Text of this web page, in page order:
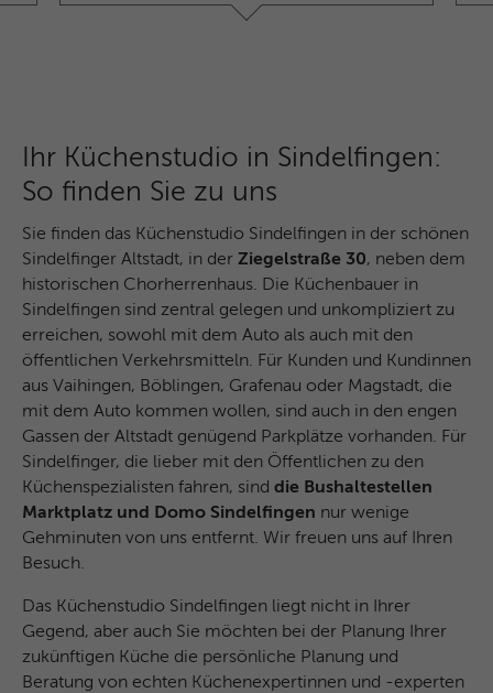
Ihr Küchenstudio in Sindelfingen:
So finden Sie zu uns
Sie finden das Küchenstudio Sindelfingen in der schönen
Sindelfinger Altstadt, in der Ziegelstraße 30, neben dem
historischen Chorherrenhaus. Die Küchenbauer in
Sindelfingen sind zentral gelegen und unkompliziert zu
erreichen, sowohl mit dem Auto als auch mit den
öffentlichen Verkehrsmitteln. Für Kunden und Kundinnen
aus Vaihingen, Böblingen, Grafenau oder Magstadt, die
mit dem Auto kommen wollen, sind auch in den engen
Gassen der Altstadt genügend Parkplätze vorhanden. Für
Sindelfinger, die lieber mit den Öffentlichen zu den
Küchenspezialisten fahren, sind die Bushaltestellen
Marktplatz und Domo Sindelfingen nur wenige
Gehminuten von uns entfernt. Wir freuen uns auf Ihren
Besuch.
Das Küchenstudio Sindelfingen liegt nicht in Ihrer
Gegend, aber auch Sie möchten bei der Planung Ihrer
zukünftigen Küche die persönliche Planung und
Beratung von echten Küchenexpertinnen und -experten